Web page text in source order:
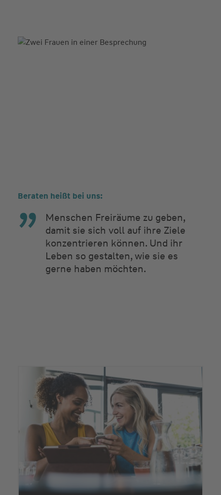
Beraten heißt bei uns:
Menschen Freiräume zu geben,
damit sie sich voll auf ihre Ziele
konzentrieren können. Und ihr
Leben so gestalten, wie sie es
gerne haben möchten.